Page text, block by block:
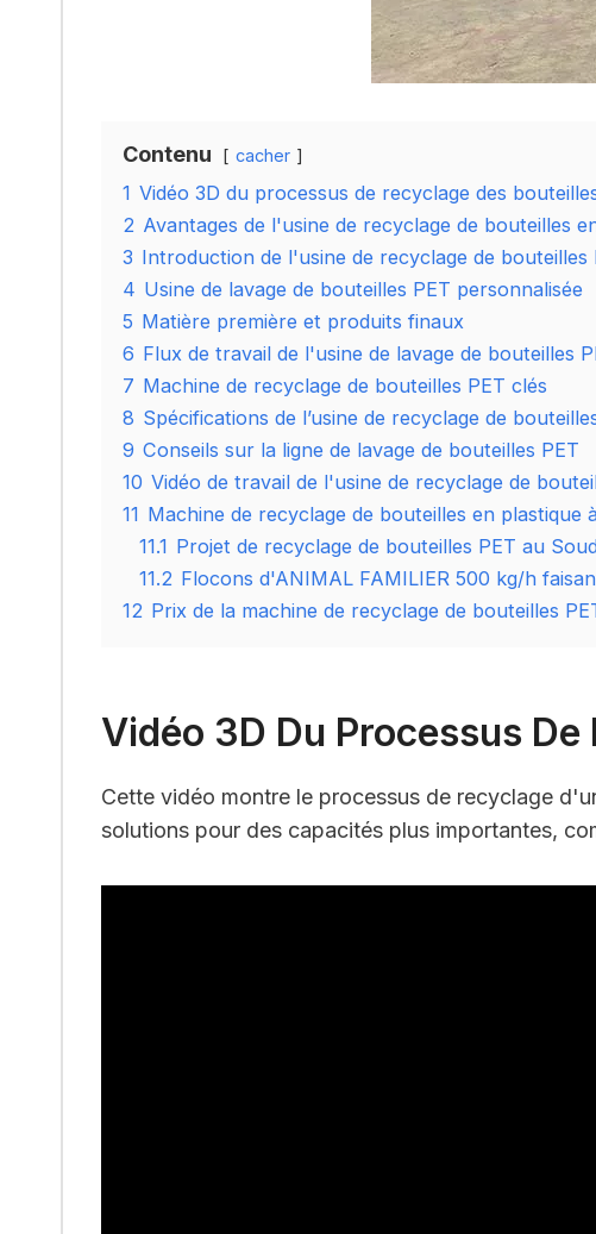
Contenu cacher
1 Vidéo 3D du processus de recyclage des
2 Avantages de l'usine de recyclage de bouteilles
3 Introduction de l'usine de recyclage de bouteilles
4 Usine de lavage de bouteilles PET personnalisée
5 Matière première et produits finaux
6 Flux de travail de l'usine de lavage de bouteilles
7 Machine de recyclage de bouteilles PET clés
8 Spécifications de l’usine de recyclage de
9 Conseils sur la ligne de lavage de bouteilles PET
10 Vidéo de travail de l'usine de recyclage de
11 Machine de recyclage de bouteilles en plastique
11.1 Projet de recyclage de bouteilles PET au
11.2 Flocons d'ANIMAL FAMILIER 500 kg/h
12 Prix ​​de la machine de recyclage de bouteilles
Vidéo 3D Du Processus
Cette vidéo montre le processus de recyclage
solutions pour des capacités plus importantes,